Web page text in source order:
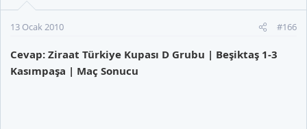
13 Ocak 2010 #166
Cevap: Ziraat Türkiye Kupası D Grubu | Beşiktaş 1-3
Kasımpaşa | Maç Sonucu